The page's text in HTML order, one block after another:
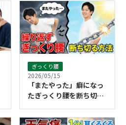
ぎっくり腰
2026/05/15
「またやった」癖になっ
たぎっくり腰を断ち切る